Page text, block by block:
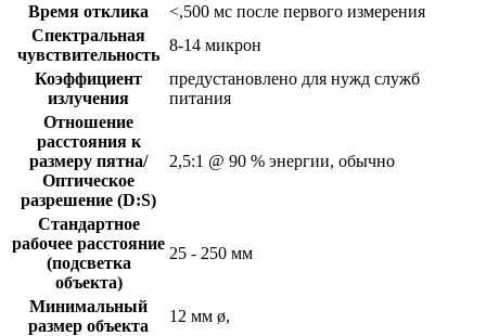
Время отклика
<,500 мс после первого измерения
Спектральная
чувствительность
8-14 микрон
Коэффициент
излучения
предустановлено для нужд служб
питания
Отношение
расстояния к
размеру пятна/
Оптическое
разрешение (D:S)
2,5:1 @ 90 % энергии, обычно
Стандартное
рабочее расстояние
(подсветка
объекта)
25 - 250 мм
Минимальный
размер объекта
12 мм ø,